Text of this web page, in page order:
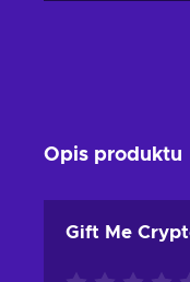
Opis produktu
Gift Me